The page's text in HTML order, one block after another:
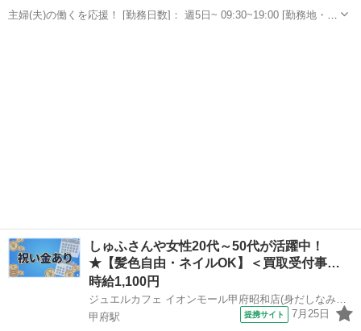
主婦(夫)の働くを応援！ [勤務日数]： 週5日~ 09:30~19:00 [勤務地・最
しゅふさんや女性20代～50代が活躍中！
★【髪色自由・ネイルOK】＜買取受付事…
時給1,100円
甲府駅
提携サイト 7月25日